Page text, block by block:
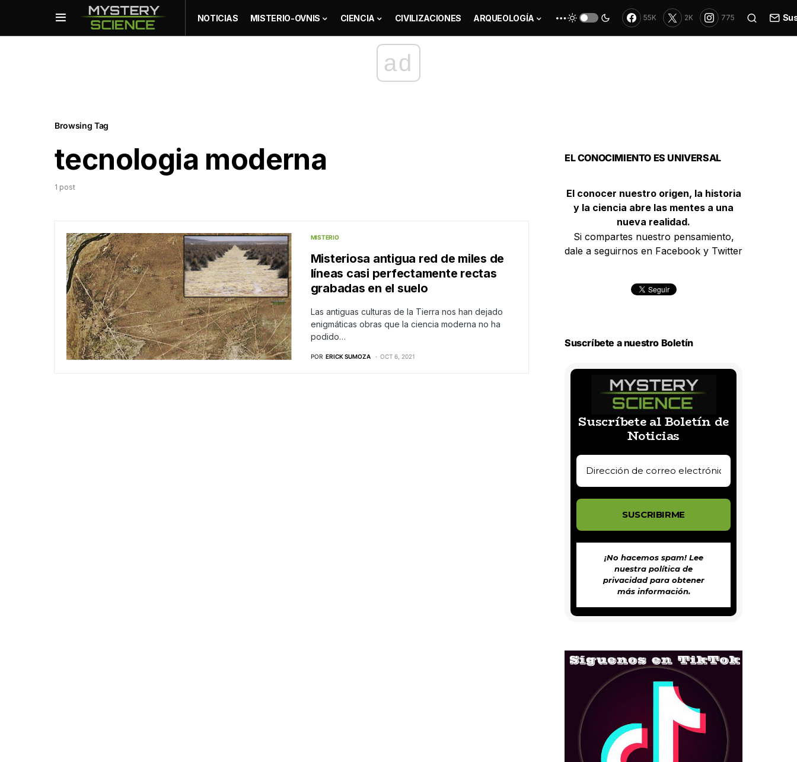
NOTICIAS MISTERIO-OVNIS CIENCIA CIVILIZACIONES ARQUEOLOGÍA 55K 2K 775
ad
Browsing Tag
tecnologia moderna
1 post
MISTERIO
Misteriosa antigua red de miles de
líneas casi perfectamente rectas
grabadas en el suelo
Las antiguas culturas de la Tierra nos han dejado
enigmáticas obras que la ciencia moderna no ha
podido…
POR ERICK SUMOZA OCT 6, 2021
EL CONOCIMIENTO ES UNIVERSAL
El conocer nuestro origen, la historia
y la ciencia abre las mentes a una
nueva realidad.
Si compartes nuestro pensamiento,
dale a seguirnos en Facebook y Twitter
Suscríbete a nuestro Boletín
Suscríbete al Boletín de
Noticias
¡No hacemos spam! Lee
nuestra política de
privacidadpara obtener
más información.